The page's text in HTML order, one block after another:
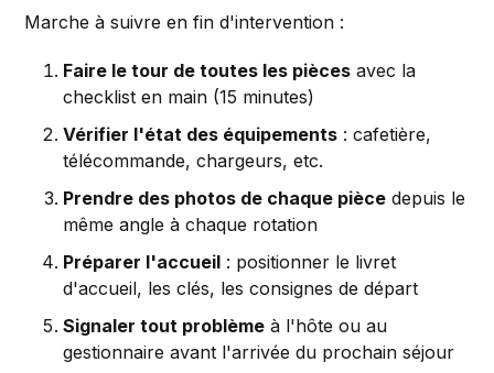
Marche à suivre en fin d'intervention :
Faire le tour de toutes les pièces avec la
checklist en main (15 minutes)
Vérifier l'état des équipements : cafetière,
télécommande, chargeurs, etc.
Prendre des photos de chaque pièce depuis le
même angle à chaque rotation
Préparer l'accueil : positionner le livret
d'accueil, les clés, les consignes de départ
Signaler tout problème à l'hôte ou au
gestionnaire avant l'arrivée du prochain séjour